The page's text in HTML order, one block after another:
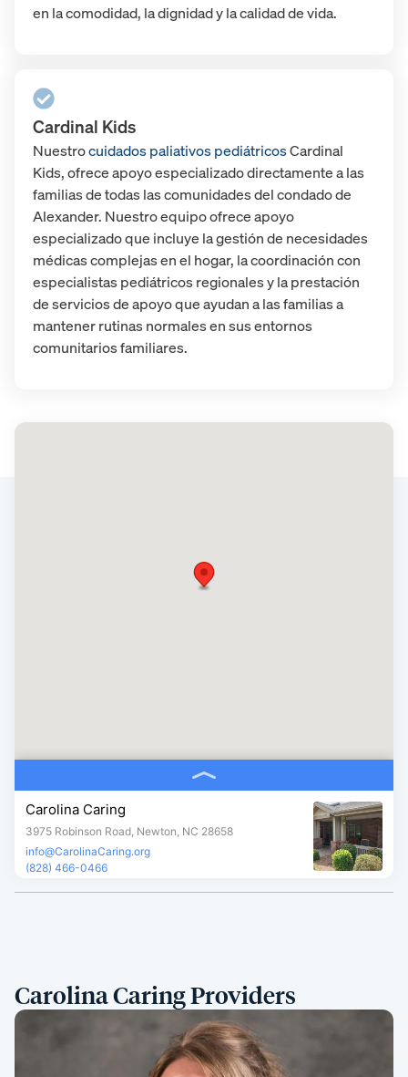
en la comodidad, la dignidad y la calidad de vida.
Cardinal Kids
Nuestrocuidados paliativos pediátricosCardinal
Kids, ofrece apoyo especializado directamente a las
familias de todas las comunidades del condado de
Alexander. Nuestro equipo ofrece apoyo
especializado que incluye la gestión de necesidades
médicas complejas en el hogar, la coordinación con
especialistas pediátricos regionales y la prestación
de servicios de apoyo que ayudan a las familias a
mantener rutinas normales en sus entornos
comunitarios familiares.
Carolina Caring
3975 Robinson Road, Newton, NC 28658
info@CarolinaCaring.org
(828) 466-0466
Carolina Caring Providers